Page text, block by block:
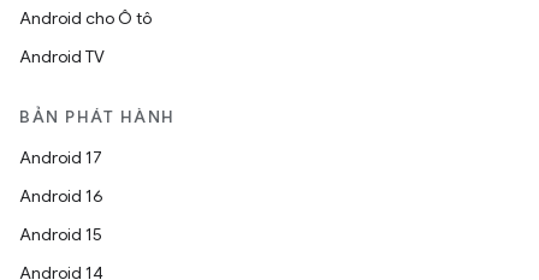
Android cho Ô tô
Android TV
BẢN PHÁT HÀNH
Android 17
Android 16
Android 15
Android 14